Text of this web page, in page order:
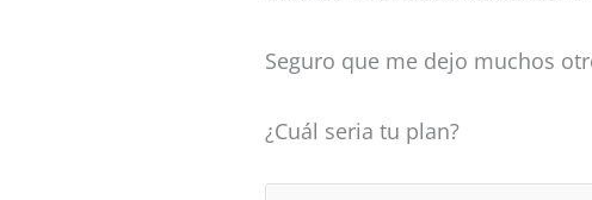
Seguro que me dejo muchos
¿Cuál seria tu plan?